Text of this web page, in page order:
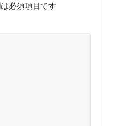
必須項目です